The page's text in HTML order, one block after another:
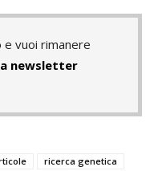
vuoi rimanere
newsletter
ricerca genetica